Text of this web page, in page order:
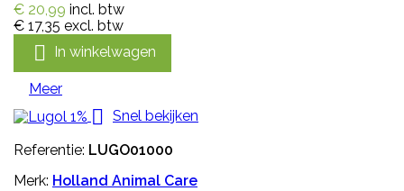
€ 20,99 incl. btw
€ 17,35 excl. btw
 In winkelwagen
Meer

Snel bekijken
Referentie: LUGO01000
Merk: Holland Animal Care